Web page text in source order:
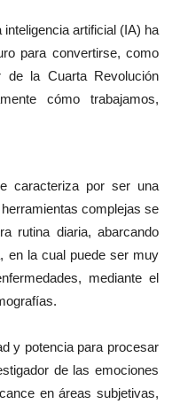
artificial (IA) ha
para convertirse, como
la Cuarta Revolución
cómo trabajamos,
caracteriza por ser una
complejas se
rutina diaria, abarcando
en la cual puede ser muy
mediante el
y potencia para procesar
de las emociones
en áreas subjetivas,